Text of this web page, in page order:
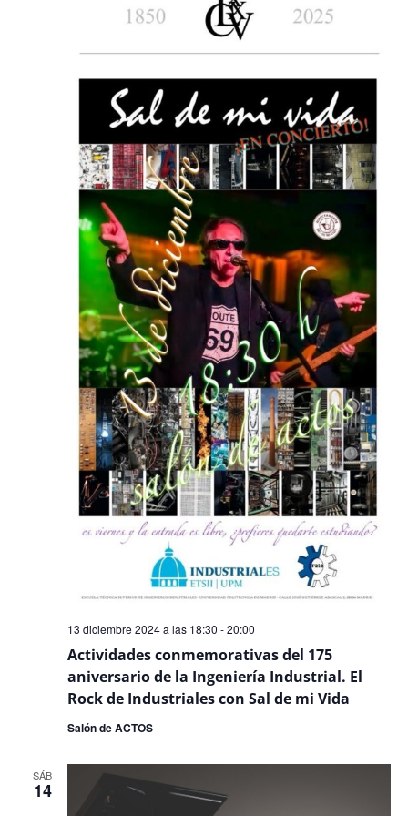
Actividades conmemorativas del 175
aniversario de la Ingeniería Industrial. El
Rock de Industriales con Sal de mi Vida
13 diciembre 2024 a las 18:30 -20:00
Salón de ACTOS
SÁB
14